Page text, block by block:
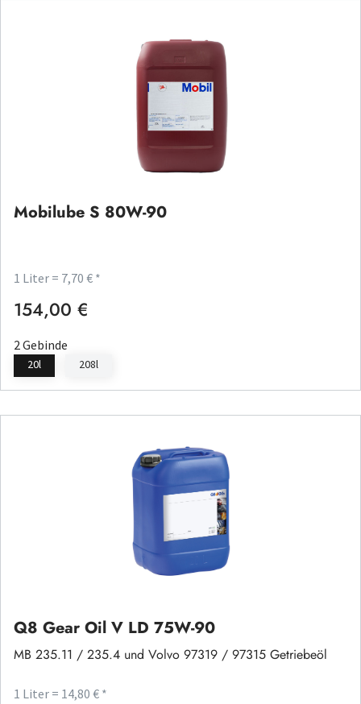
Mobilube S 80W-90
1 Liter = 7,70 € *
Regulärer Preis:
154,00 €
2 Gebinde
20l 208l
Q8 Gear Oil V LD 75W-90
MB 235.11 / 235.4 und Volvo 97319 / 97315 Getriebeöl
1 Liter = 14,80 € *